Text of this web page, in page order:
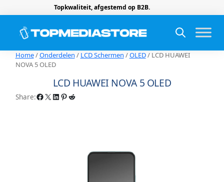
Topkwaliteit, afgestemd op B2B.
Home/Onderdelen / LCD Schermen /OLED/ LCD HUAWEI
NOVA 5 OLED
LCD HUAWEI NOVA 5 OLED
Share:Facebook X LinkedIn Pinterest Reddit